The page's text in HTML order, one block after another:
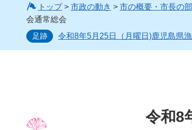
トップ> 市政の動き > 市の概要・市長の
会通常総会
足跡
令和8年5月25日（月曜日)鹿児島県
令和8